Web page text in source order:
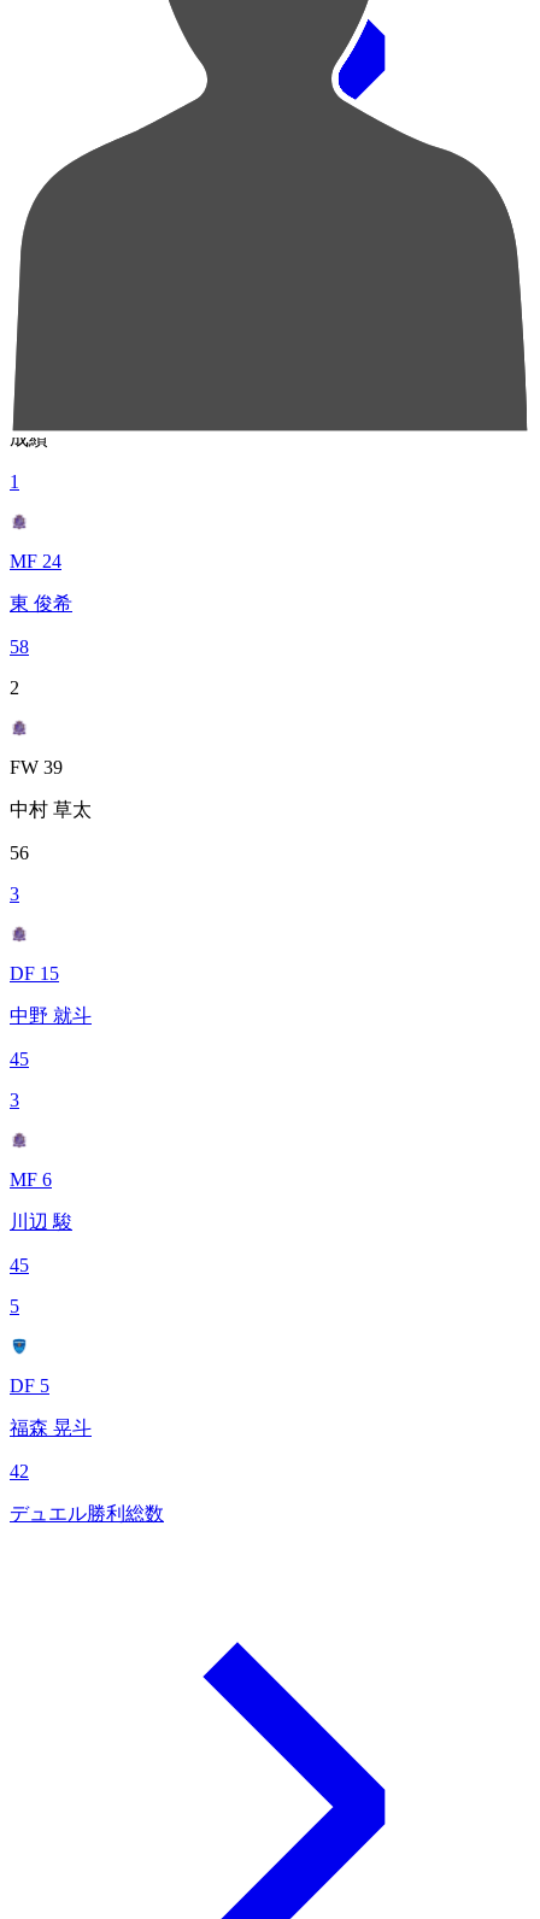
順位
選手名
成績
1
MF 24
東 俊希
58
2
FW 39
中村 草太
56
3
DF 15
中野 就斗
45
3
MF 6
川辺 駿
45
5
DF 5
福森 晃斗
42
デュエル勝利総数